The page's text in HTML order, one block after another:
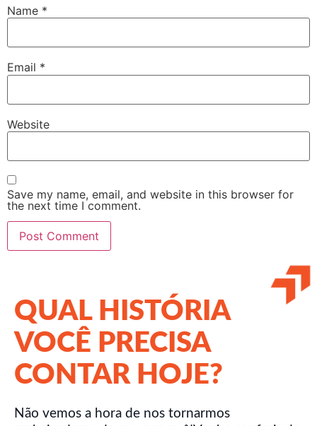
Name *
Email *
Website
Save my name, email, and website in this browser for
the next time I comment.
QUAL HISTÓRIA
VOCÊ PRECISA
CONTAR HOJE?
Não vemos a hora de nos tornarmos